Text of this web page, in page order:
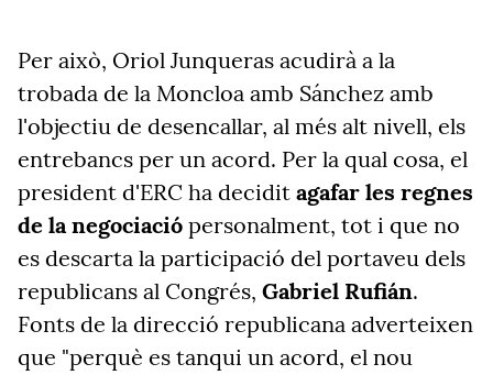
Per això, Oriol Junqueras acudirà a la
trobada de la Moncloa amb Sánchez amb
l'objectiu de desencallar, al més alt nivell, els
entrebancs per un acord. Per la qual cosa, el
president d'ERC ha decidit agafar les regnes
de la negociació personalment, tot i que no
es descarta la participació del portaveu dels
republicans al Congrés, Gabriel Rufián.
Fonts de la direcció republicana adverteixen
que "perquè es tanqui un acord, el nou